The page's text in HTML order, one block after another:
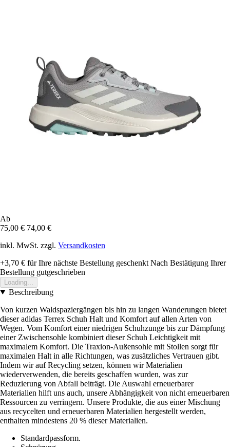
Ab
75,00 € 74,00 €
inkl. MwSt. zzgl. Versandkosten
+3,70 € für Ihre nächste Bestellung geschenkt Nach Bestätigung Ihrer
Bestellung gutgeschrieben
Loading...
Beschreibung
Von kurzen Waldspaziergängen bis hin zu langen Wanderungen bietet
dieser adidas Terrex Schuh Halt und Komfort auf allen Arten von
Wegen. Vom Komfort einer niedrigen Schuhzunge bis zur Dämpfung
einer Zwischensohle kombiniert dieser Schuh Leichtigkeit mit
maximalem Komfort. Die Traxion-Außensohle mit Stollen sorgt für
maximalen Halt in alle Richtungen, was zusätzliches Vertrauen gibt.
Indem wir auf Recycling setzen, können wir Materialien
wiederverwenden, die bereits geschaffen wurden, was zur
Reduzierung von Abfall beiträgt. Die Auswahl erneuerbarer
Materialien hilft uns auch, unsere Abhängigkeit von nicht erneuerbaren
Ressourcen zu verringern. Unsere Produkte, die aus einer Mischung
aus recycelten und erneuerbaren Materialien hergestellt werden,
enthalten mindestens 20 % dieser Materialien.
Standardpassform.